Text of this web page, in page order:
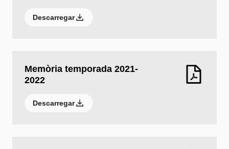
Descarregar
Memòria temporada 2021-
2022
Descarregar